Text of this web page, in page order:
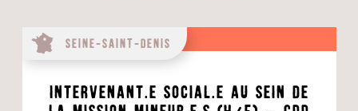
Intervenant.e social.e au sein de
Seine-Saint-Denis